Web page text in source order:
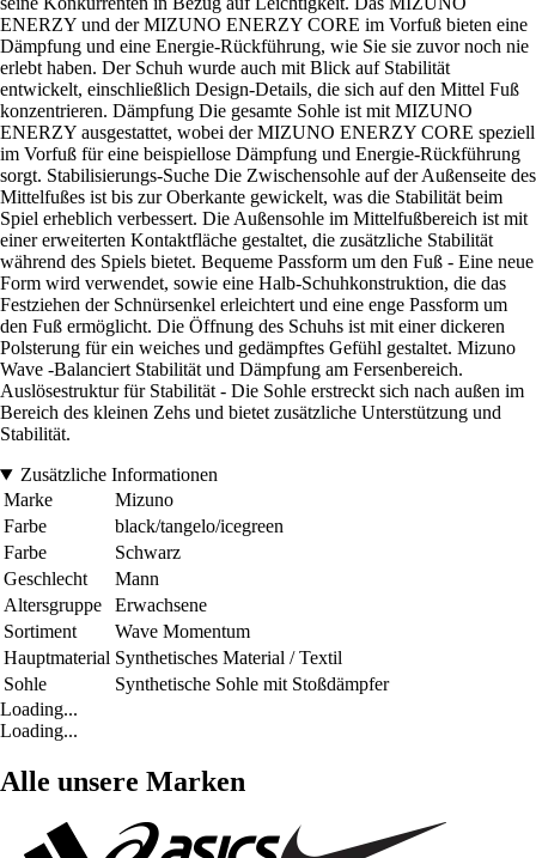
ENERZY und der MIZUNO ENERZY CORE im Vorfuß bieten eine
Dämpfung und eine Energie-Rückführung, wie Sie sie zuvor noch nie
erlebt haben. Der Schuh wurde auch mit Blick auf Stabilität
entwickelt, einschließlich Design-Details, die sich auf den Mittel Fuß
konzentrieren. Dämpfung Die gesamte Sohle ist mit MIZUNO
ENERZY ausgestattet, wobei der MIZUNO ENERZY CORE speziell
im Vorfuß für eine beispiellose Dämpfung und Energie-Rückführung
sorgt. Stabilisierungs-Suche Die Zwischensohle auf der Außenseite des
Mittelfußes ist bis zur Oberkante gewickelt, was die Stabilität beim
Spiel erheblich verbessert. Die Außensohle im Mittelfußbereich ist mit
einer erweiterten Kontaktfläche gestaltet, die zusätzliche Stabilität
während des Spiels bietet. Bequeme Passform um den Fuß - Eine neue
Form wird verwendet, sowie eine Halb-Schuhkonstruktion, die das
Festziehen der Schnürsenkel erleichtert und eine enge Passform um
den Fuß ermöglicht. Die Öffnung des Schuhs ist mit einer dickeren
Polsterung für ein weiches und gedämpftes Gefühl gestaltet. Mizuno
Wave -Balanciert Stabilität und Dämpfung am Fersenbereich.
Auslösestruktur für Stabilität - Die Sohle erstreckt sich nach außen im
Bereich des kleinen Zehs und bietet zusätzliche Unterstützung und
Stabilität.
Zusätzliche Informationen
Marke
Mizuno
Farbe
black/tangelo/icegreen
Farbe
Schwarz
Geschlecht
Mann
Altersgruppe
Erwachsene
Sortiment
Wave Momentum
Hauptmaterial Synthetisches Material / Textil
Sohle
Synthetische Sohle mit Stoßdämpfer
Loading...
Loading...
Alle unsere Marken